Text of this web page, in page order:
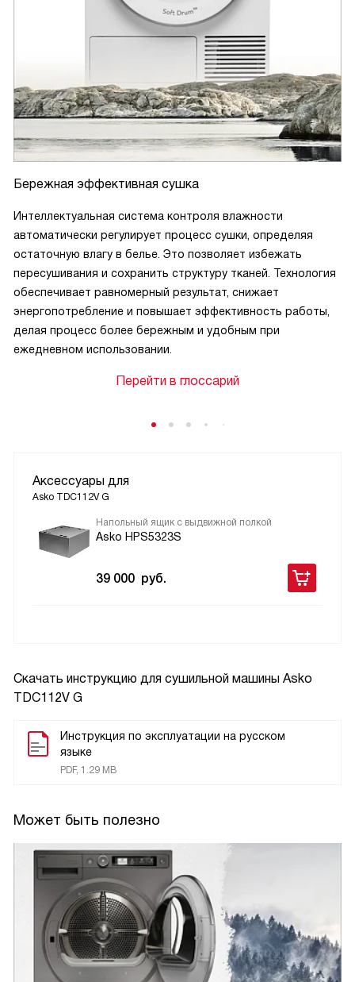
Скачать инструкцию для сушильной машины Asko
TDC112V G
Инструкция по эксплуатации на русском
языке
PDF, 1.29 MB
Может быть полезно
Бережная эффективная сушка
Интеллектуальная система контроля влажности
автоматически регулирует процесс сушки, определяя
остаточную влагу в белье. Это позволяет избежать
пересушивания и сохранить структуру тканей. Технология
обеспечивает равномерный результат, снижает
энергопотребление и повышает эффективность работы,
делая процесс более бережным и удобным при
ежедневном использовании.
Перейти в глоссарий
Аксессуары для
Asko TDC112V G
Напольный ящик с выдвижной полкой
Asko HPS5323S
39 000 руб.